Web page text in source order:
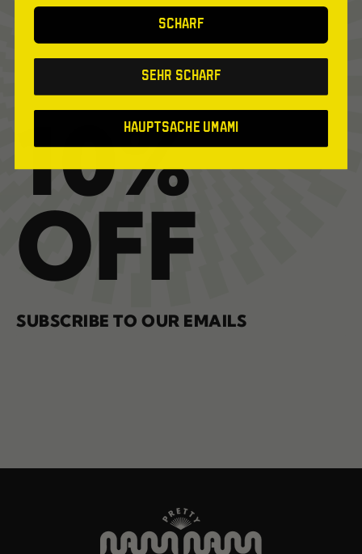
10%
OFF
SUBSCRIBE TO OUR EMAILS
SCHARF
Sehr scharf
Hauptsache Umami